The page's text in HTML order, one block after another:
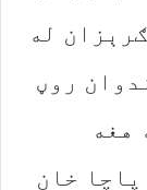
له
روڼ
هغه
پاچا خان